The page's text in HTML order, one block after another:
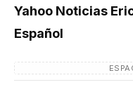
Yahoo Noticias
Español